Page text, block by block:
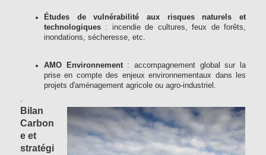
Études de vulnérabilité aux risques naturels et
technologiques : incendie de cultures, feux de forêts,
inondations, sécheresse, etc.
AMO Environnement: accompagnement global sur la
prise en compte des enjeux environnementaux dans les
projets d'aménagement agricole ou agro-industriel.
.
Bilan
Carbon
e et
stratégi